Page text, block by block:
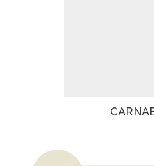
Le prix initial était : 1020€.